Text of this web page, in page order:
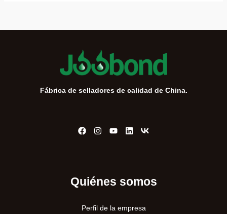
Fábrica de selladores de calidad de China.
Quiénes somos
Perfil de la empresa